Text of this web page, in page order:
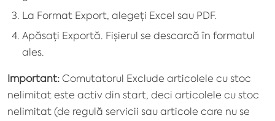
La Format Export, alegeți Excel sau PDF.
Apăsați Exportă. Fișierul se descarcă în formatul
ales.
Important: Comutatorul Exclude articolele cu stoc
nelimitat este activ din start, deci articolele cu stoc
nelimitat (de regulă servicii sau articole care nu se